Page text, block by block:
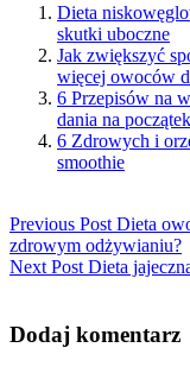
Dieta
skutki uboczne
Jak zwiększyć
więcej owoców
6 Przepisów na
dania na
6 Zdrowych i
smoothie
Previous Post Dieta
zdrowym odżywianiu?
Next Post Dieta
Dodaj komentarz